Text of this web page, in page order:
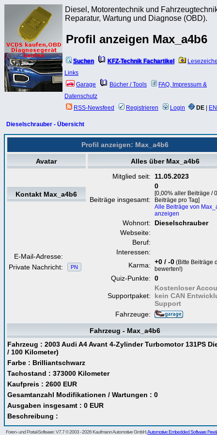
Diesel, Motorentechnik und
Reparatur, Wartung und Diagnose (OBD).
Profil anzeigen Max_a4b6
Suchen KFZ-Technik Fachartikel
Links
Garage
Bücher / Tools
FAQ, Impressum &
Datenschutz
RSS-Newsfeed
Registrieren Login DE EN
Dieselschrauber - Übersicht
Profil anzeigen: Max_a4b6
Avatar
Alles über Max_a4b6
Mitglied seit:
11.05.2023
Beiträge insgesamt:
0
[0,00% aller Beiträge /
Beiträge pro Tag]
Alle Beiträge von
anzeigen
Wohnort:
Dieselschrauber
Webseite:
Beruf:
Interessen:
Karma: +0 / -0 (Bitte Beiträge
bewerten!)
Quiz-Punkte: 0
Supportpaket:
Kostenloser
kein CAN
Support
Fahrzeuge:
Kontakt Max_a4b6
E-Mail-Adresse:
Private Nachricht:
PN
Fahrzeug - Max_a4b6
Fahrzeug : 2003 Audi A4 Avant 4-Zylinder Turbomotor 131PS
/ 100 Kilometer)
Farbe : Brilliantschwarz
Tachostand : 373000 Kilometer
Kaufpreis : 2600 EUR
Gesamtanzahl Modifikationen / Wartungen : 0
Ausgaben insgesamt : 0 EUR
Beschreibung :
Foren- und Portal-Software: V7.7 © 2003 - 2026 Kaufmann Automotive GmbH,Automotive Embedded Software